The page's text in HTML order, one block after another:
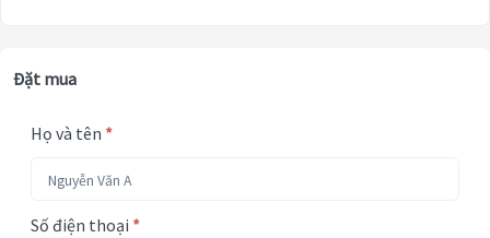
Đặt mua
Họ và tên *
Số điện thoại *